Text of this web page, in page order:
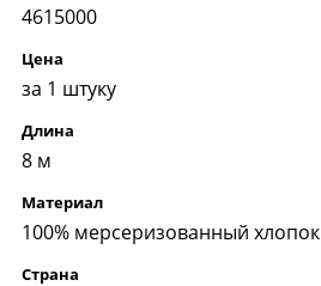
4615000
Цена
за 1 штуку
Длина
8 м
Материал
100% мерсеризованный хлопок
Страна